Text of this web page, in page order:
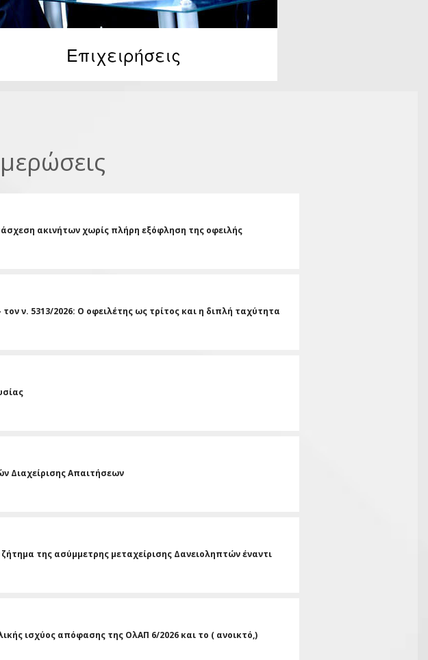
Επιχειρήσεις
ακινήτων χωρίς πλήρη εξόφληση της οφειλής
ν. 5313/2026: Ο οφειλέτης ως τρίτος και η διπλή ταχύτητα
Διαχείρισης Απαιτήσεων
της ασύμμετρης μεταχείρισης Δανειοληπτών έναντι
ισχύος απόφασης της ΟλΑΠ 6/2026 και το ( ανοικτό,)